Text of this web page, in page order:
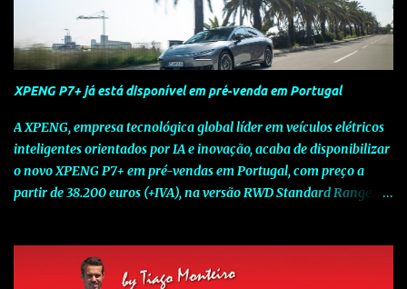
XPENG P7+ já está disponível em pré-venda em Portugal
A XPENG, empresa tecnológica global líder em veículos elétricos
inteligentes orientados por IA e inovação, acaba de disponibilizar
o novo XPENG P7+ em pré-vendas em Portugal, com preço a
partir de 38.200 euros (+IVA), na versão RWD Standard Range.
num momento decisivo, em que a indústria automóvel evolui da
mobilidade baseada na potência para a mobilidade baseada na